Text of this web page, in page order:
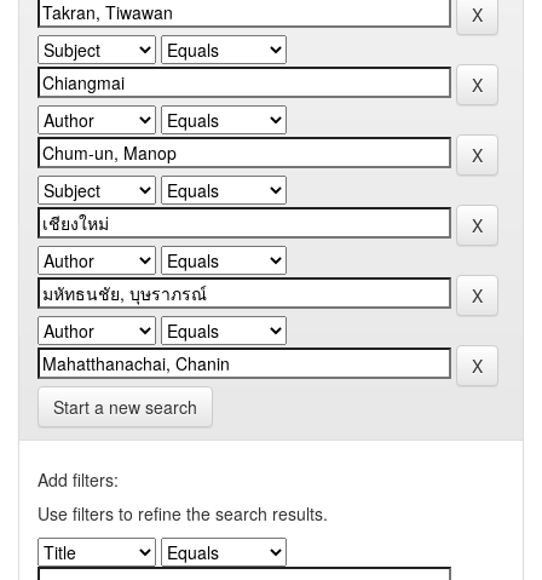
Start a new search
Add filters:
Use filters to refine the search results.